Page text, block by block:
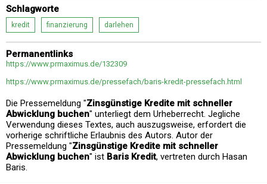
Schlagworte
kredit finanzierung darlehen
Permanentlinks
https://www.prmaximus.de/132309
https://www.prmaximus.de/pressefach/baris-kredit-pressefach.html
Die Pressemeldung "Zinsgünstige Kredite mit schneller
Abwicklung buchen" unterliegt dem Urheberrecht. Jegliche
Verwendung dieses Textes, auch auszugsweise, erfordert die
vorherige schriftliche Erlaubnis des Autors. Autor der
Pressemeldung "Zinsgünstige Kredite mit schneller
Abwicklung buchen" ist Baris Kredit, vertreten durch Hasan
Baris.